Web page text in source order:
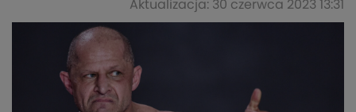
Aktualizacja: 30 czerwca 2023 13:31